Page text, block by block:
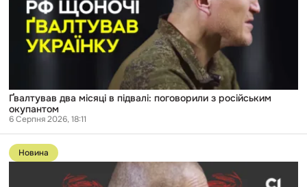
російським
окупантом
Ґвалтував два місяці в підвалі: поговорили з російським
окупантом
6 Серпня 2026, 18:11
Перейти
до
публікації
Новина